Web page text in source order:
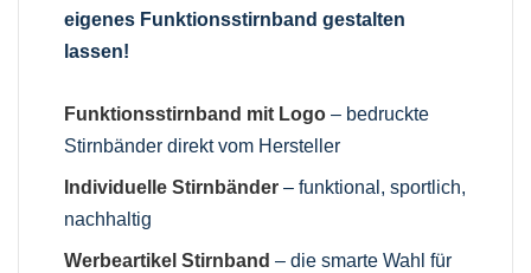
eigenes Funktionsstirnband gestalten
lassen!
Funktionsstirnband mit Logo – bedruckte
Stirnbänder direkt vom Hersteller
Individuelle Stirnbänder – funktional, sportlich,
nachhaltig
Werbeartikel Stirnband – die smarte Wahl für